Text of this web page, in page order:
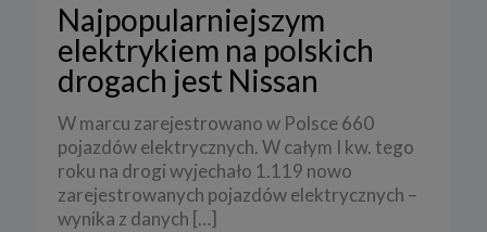
Najpopularniejszym
elektrykiem na polskich
drogach jest Nissan
W marcu zarejestrowano w Polsce 660
pojazdów elektrycznych. W całym I kw. tego
roku na drogi wyjechało 1.119 nowo
zarejestrowanych pojazdów elektrycznych –
wynika z danych […]